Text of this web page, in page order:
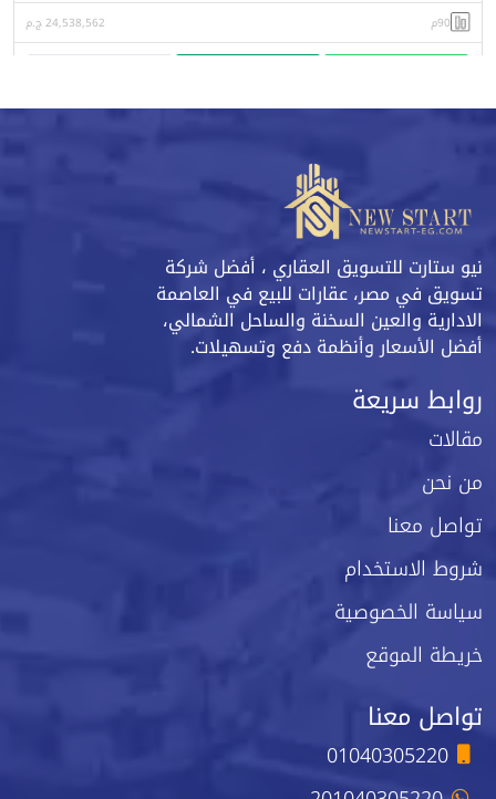
90م 24,538,562 ج.م
نيو ستارت للتسويق العقاري ، أفضل شركة
تسويق في مصر، عقارات للبيع في العاصمة
الادارية والعين السخنة والساحل الشمالي،
أفضل الأسعار وأنظمة دفع وتسهيلات.
روابط سريعة
مقالات
من نحن
تواصل معنا
شروط الاستخدام
سياسة الخصوصية
خريطة الموقع
تواصل معنا
01040305220